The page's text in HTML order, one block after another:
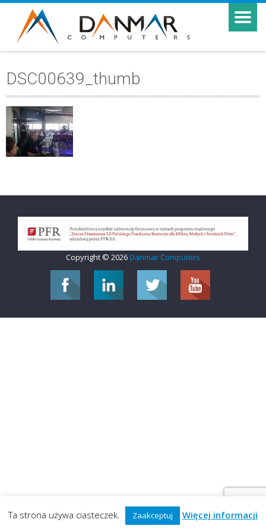
DSC00639_thumb
Copyright © 2026 Danmar Computers
Ta strona używa ciasteczek. Zaakceptuj Więcej informacji